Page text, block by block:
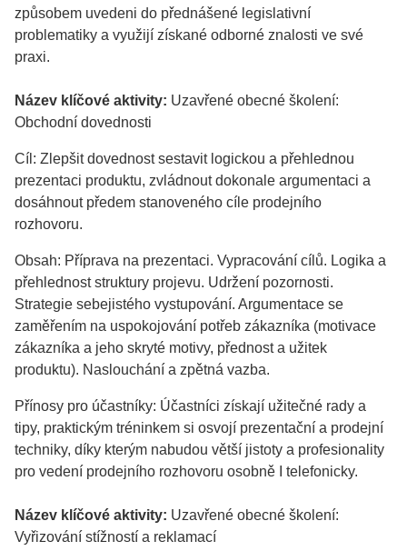
způsobem uvedeni do přednášené legislativní
problematiky a využijí získané odborné znalosti ve své
praxi.
Název klíčové aktivity: Uzavřené obecné školení:
Obchodní dovednosti
Cíl: Zlepšit dovednost sestavit logickou a přehlednou
prezentaci produktu, zvládnout dokonale argumentaci a
dosáhnout předem stanoveného cíle prodejního
rozhovoru.
Obsah: Příprava na prezentaci. Vypracování cílů. Logika a
přehlednost struktury projevu. Udržení pozornosti.
Strategie sebejistého vystupování. Argumentace se
zaměřením na uspokojování potřeb zákazníka (motivace
zákazníka a jeho skryté motivy, přednost a užitek
produktu). Naslouchání a zpětná vazba.
Přínosy pro účastníky: Účastníci získají užitečné rady a
tipy, praktickým tréninkem si osvojí prezentační a prodejní
techniky, díky kterým nabudou větší jistoty a profesionality
pro vedení prodejního rozhovoru osobně I telefonicky.
Název klíčové aktivity: Uzavřené obecné školení:
Vyřizování stížností a reklamací